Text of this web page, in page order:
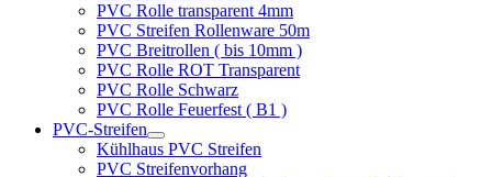
PVC Rolle transparent 4mm
PVC Streifen Rollenware 50m
PVC Breitrollen ( bis 10mm )
PVC Rolle ROT Transparent
PVC Rolle Schwarz
PVC Rolle Feuerfest ( B1 )
PVC-Streifen
Kühlhaus PVC Streifen
PVC Streifenvorhang